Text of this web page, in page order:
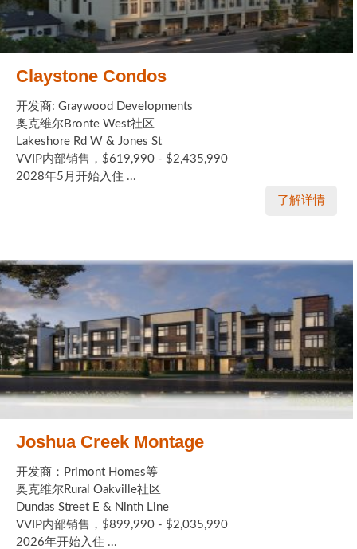
Claystone Condos
开发商: Graywood Developments
奥克维尔Bronte West社区
Lakeshore Rd W & Jones St
VVIP内部销售，$619,990 - $2,435,990
2028年5月开始入住 ...
了解详情
Joshua Creek Montage
开发商：Primont Homes等
奥克维尔Rural Oakville社区
Dundas Street E & Ninth Line
VVIP内部销售，$899,990 - $2,035,990
2026年开始入住 ...